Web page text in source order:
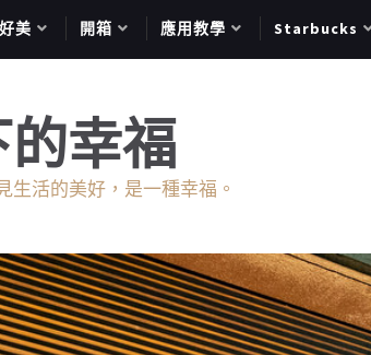
美 開箱 應用教學 Starbucks
幸福
生活的美好，是一種幸福。